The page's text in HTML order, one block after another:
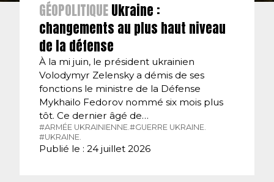
GÉOPOLITIQUEUkraine :
changements au plus haut niveau
de la défense
À la mi juin, le président ukrainien
Volodymyr Zelensky a démis de ses
fonctions le ministre de la Défense
Mykhailo Fedorov nommé six mois plus
tôt. Ce dernier âgé de…
#ARMÉE UKRAINIENNE.#GUERRE UKRAINE.
#UKRAINE.
Publié le : 24 juillet 2026